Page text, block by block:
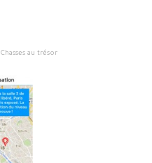
Chasses au trésor